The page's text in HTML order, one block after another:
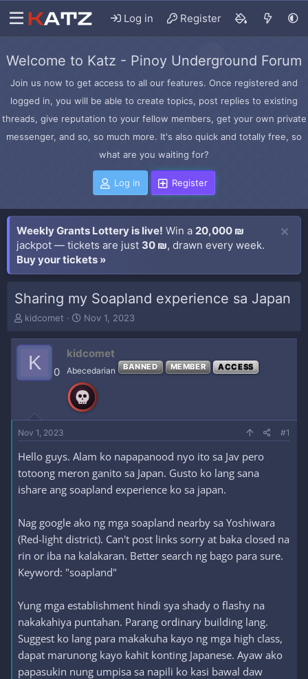
Log in Register
Welcome to Katz - Pinoy Underground Forum
Join us now to get access to all our features. Once registered and
logged in, you will be able to create topics, post replies to existing
threads, give reputation to your fellow members, get your own private
messenger, and so, so much more. It's also quick and totally free, so
what are you waiting for?
Log in Register
Weekly Grants Lottery is live! Win a 20,000 ₪
jackpot — tickets are just 30 ₪, drawn every week.
Buy your tickets »
Sharing my Soapland experience sa Japan
T
r
d
r
t
e
kidcomet
S
a
r
t
a
t
Nov 1, 2023
K 0
kidcomet
Abecedarian BANNED MEMBER ACCESS
Nov 1, 2023 #1
Hello guys. Alam ko napapanood nyo ito sa Jav pero
totoong meron ganito sa Japan. Gusto ko lang sana
ishare ang soapland experience ko sa japan.
Nag google ako ng mga soapland nearby sa Yoshiwara
(Red-light district). Can't post links sorry at baka closed na
rin or iba na kalakaran. Better search ng bago para sure.
Keyword: "soapland"
Yung mga establishment hindi sya shady o flashy na
nakakahiya puntahan. Parang ordinary building lang.
Suggest ko lang para makakuha kayo ng mga high class,
dapat marunong kayo kahit konting Japanese. Ayaw ako
papasukin nung umpisa sa napili ko kasi bawal daw